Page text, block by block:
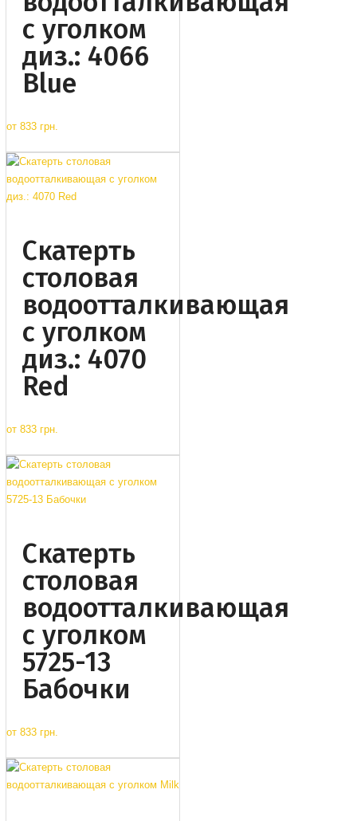
с уголком
диз.: 4066
Blue
от 833 грн.
Cкатерть
столовая
водоотталкивающая
с уголком
диз.: 4070
Red
от 833 грн.
Cкатерть
столовая
водоотталкивающая
с уголком
5725-13
Бабочки
от 833 грн.